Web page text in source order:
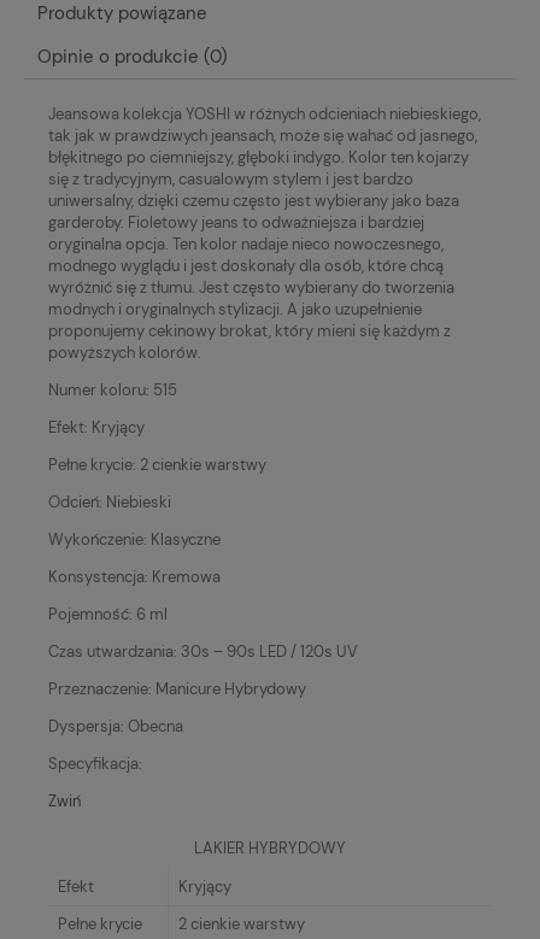
Produkty powiązane
Opinie o produkcie (0)
Jeansowa kolekcja YOSHI w różnych odcieniach niebieskiego,
tak jak w prawdziwych jeansach, może się wahać od jasnego,
błękitnego po ciemniejszy, głęboki indygo. Kolor ten kojarzy
się z tradycyjnym, casualowym stylem i jest bardzo
uniwersalny, dzięki czemu często jest wybierany jako baza
garderoby. Fioletowy jeans to odważniejsza i bardziej
oryginalna opcja. Ten kolor nadaje nieco nowoczesnego,
modnego wyglądu i jest doskonały dla osób, które chcą
wyróżnić się z tłumu. Jest często wybierany do tworzenia
modnych i oryginalnych stylizacji. A jako uzupełnienie
proponujemy cekinowy brokat, który mieni się każdym z
powyższych kolorów.
Numer koloru: 515
Efekt: Kryjący
Pełne krycie: 2 cienkie warstwy
Odcień: Niebieski
Wykończenie: Klasyczne
Konsystencja: Kremowa
Pojemność: 6 ml
Czas utwardzania: 30s – 90s LED / 120s UV
Przeznaczenie: Manicure Hybrydowy
Dyspersja: Obecna
Specyfikacja:
Zwiń
LAKIER HYBRYDOWY
Efekt
Kryjący
Pełne krycie
2 cienkie warstwy